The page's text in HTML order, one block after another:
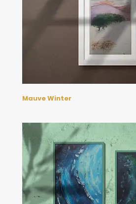
Mauve Winter